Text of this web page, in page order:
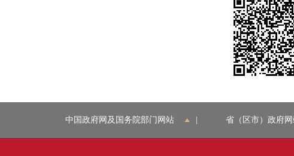
中国政府网及国务院部门网站 省（区市）政府